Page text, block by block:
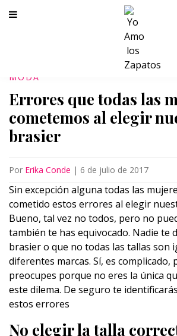
MODA
Errores que todas las
cometemos al elegir
brasier
Por Erika Conde | 6 de julio de 2017
Sin excepción alguna todas las
cometido estos errores al elegir
Bueno, tal vez no todos, pero no
también te has equivocado. Nadie te
brasier o que no todas las tallas son
diferentes marcas. Sí, es complicado,
preocupes porque no eres la única
este dilema. De seguro te
estos errores
No elegir la talla